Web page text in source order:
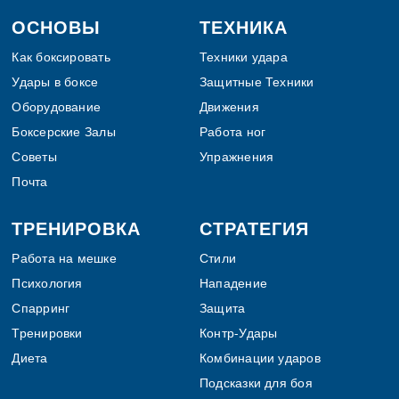
Footer
ОСНОВЫ
Как боксировать
Удары в боксе
Оборудование
Боксерские Залы
Советы
Почта
ТЕХНИКА
Техники удара
Защитные Техники
Движения
Работа ног
Упражнения
ТРЕНИРОВКА
Работа на мешке
Психология
Спарринг
Тренировки
Диета
СТРАТЕГИЯ
Стили
Нападение
Защита
Контр-Удары
Комбинации ударов
Подсказки для боя